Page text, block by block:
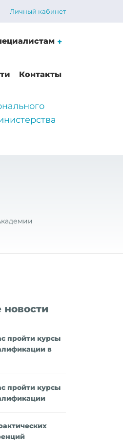
Личный кабинет
Контакты
пройти курсы
в
пройти курсы